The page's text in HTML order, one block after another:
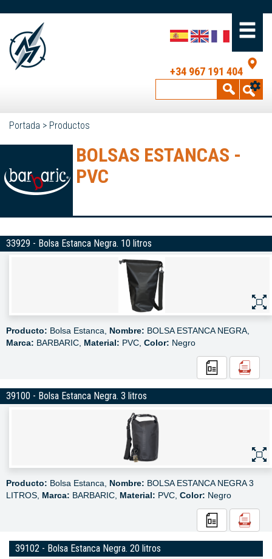
+34 967 191 404
Portada > Productos
BOLSAS ESTANCAS -
PVC
33929 - Bolsa Estanca Negra. 10 litros
Producto: Bolsa Estanca, Nombre: BOLSA ESTANCA NEGRA,
Marca: BARBARIC, Material: PVC, Color: Negro
39100 - Bolsa Estanca Negra. 3 litros
Producto: Bolsa Estanca, Nombre: BOLSA ESTANCA NEGRA 3
LITROS, Marca: BARBARIC, Material: PVC, Color: Negro
39102 - Bolsa Estanca Negra. 20 litros